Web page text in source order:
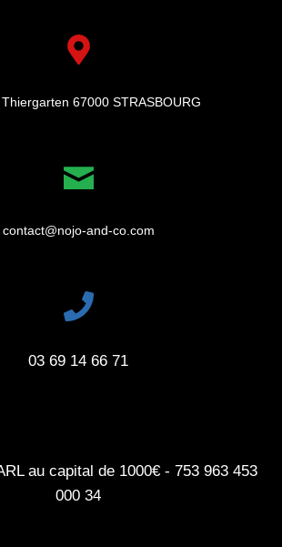
67000 STRASBOURG
contact@nojo-and-co.com
03 69 14 66 71
au capital de 1000€ - 753 963 453
000 34